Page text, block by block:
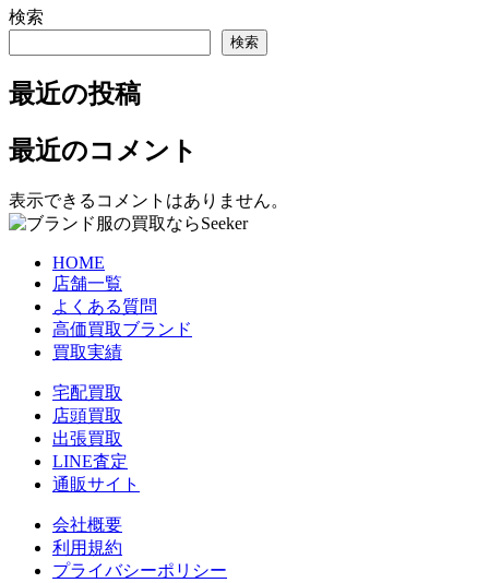
検索
検索
最近の投稿
最近のコメント
表示できるコメントはありません。
HOME
店舗一覧
よくある質問
高価買取ブランド
買取実績
宅配買取
店頭買取
出張買取
LINE査定
通販サイト
会社概要
利用規約
プライバシーポリシー